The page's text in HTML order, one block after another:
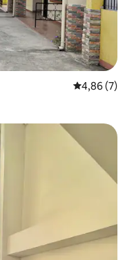
Средна
4,86 (7)